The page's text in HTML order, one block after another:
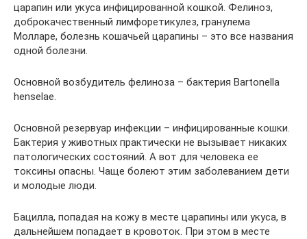
царапин или укуса инфицированной кошкой. Фелиноз,
доброкачественный лимфоретикулез, гранулема
Молларе, болезнь кошачьей царапины – это все названия
одной болезни.
Основной возбудитель фелиноза – бактерия Bartonella
henselae.
Основной резервуар инфекции – инфицированные кошки.
Бактерия у животных практически не вызывает никаких
патологических состояний. А вот для человека ее
токсины опасны. Чаще болеют этим заболеванием дети
и молодые люди.
Бацилла, попадая на кожу в месте царапины или укуса, в
дальнейшем попадает в кровоток. При этом в месте